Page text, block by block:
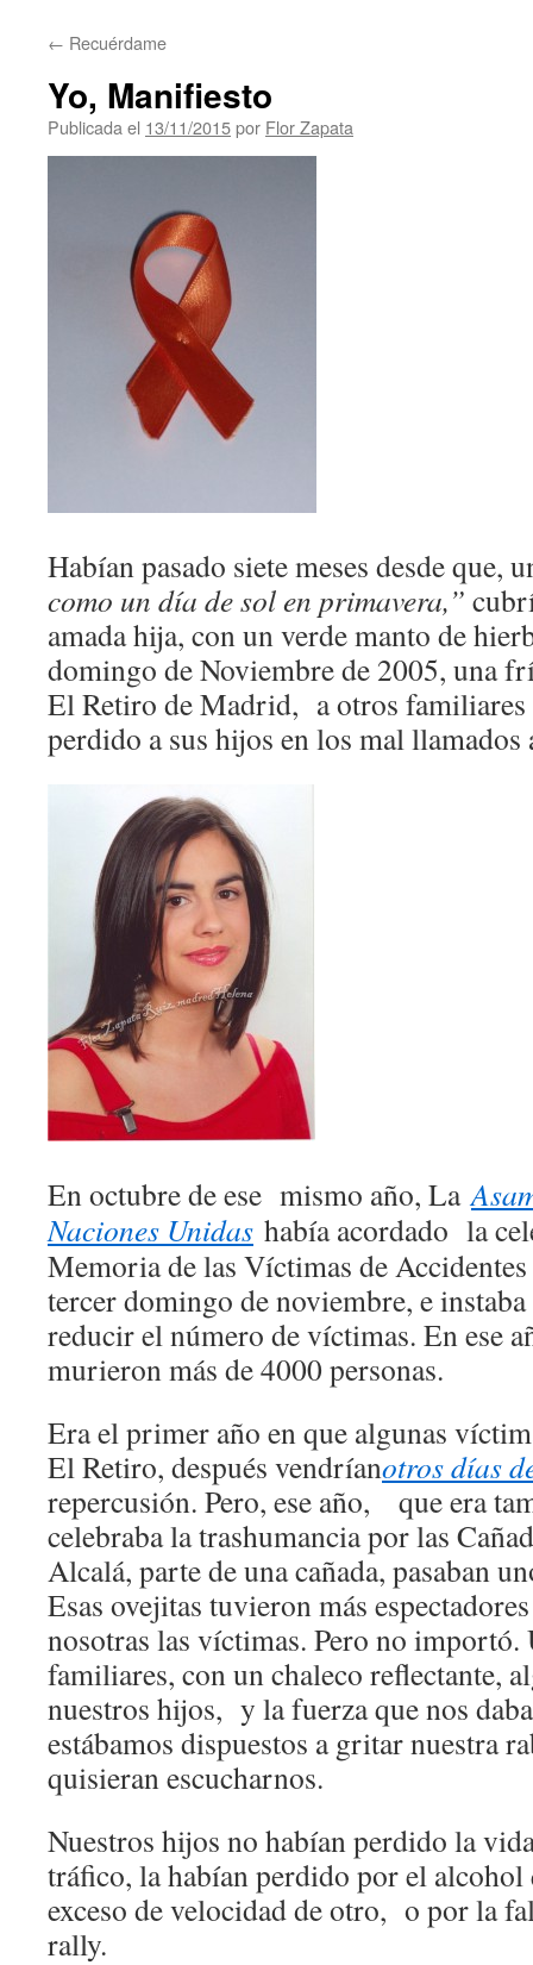
← Recuérdame
Yo, Manifiesto
Publicada el 13/11/2015por Flor Zapata
Habían pasado siete meses desde que,
como un día de sol en primavera,”
amada hija, con un verde manto de
domingo de Noviembre de 2005, una
El Retiro de Madrid, a otros familiares
perdido a sus hijos en los mal llamados
En octubre de ese mismo año, La
Naciones Unidas había acordado la
Memoria de las Víctimas de
tercer domingo de noviembre, e instaba
reducir el número de víctimas. En ese
murieron más de 4000 personas.
Era el primer año en que algunas
El Retiro, después vendríanotros días
repercusión. Pero, ese año, que era
celebraba la trashumancia por las
Alcalá, parte de una cañada, pasaban
Esas ovejitas tuvieron más
nosotras las víctimas. Pero no importó.
familiares, con un chaleco reflectante,
nuestros hijos, y la fuerza que nos
estábamos dispuestos a gritar nuestra
quisieran escucharnos.
Nuestros hijos no habían perdido la
tráfico, la habían perdido por el
exceso de velocidad de otro, o por la
rally.